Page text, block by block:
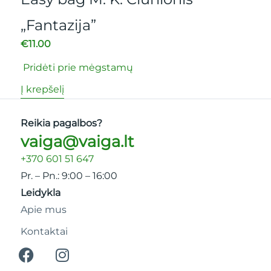
„Fantazija”
€11.00
Pridėti prie mėgstamų
Į krepšelį
Reikia pagalbos?
vaiga@vaiga.lt
+370 601 51 647
Pr. – Pn.: 9:00 – 16:00
Leidykla
Apie mus
Kontaktai